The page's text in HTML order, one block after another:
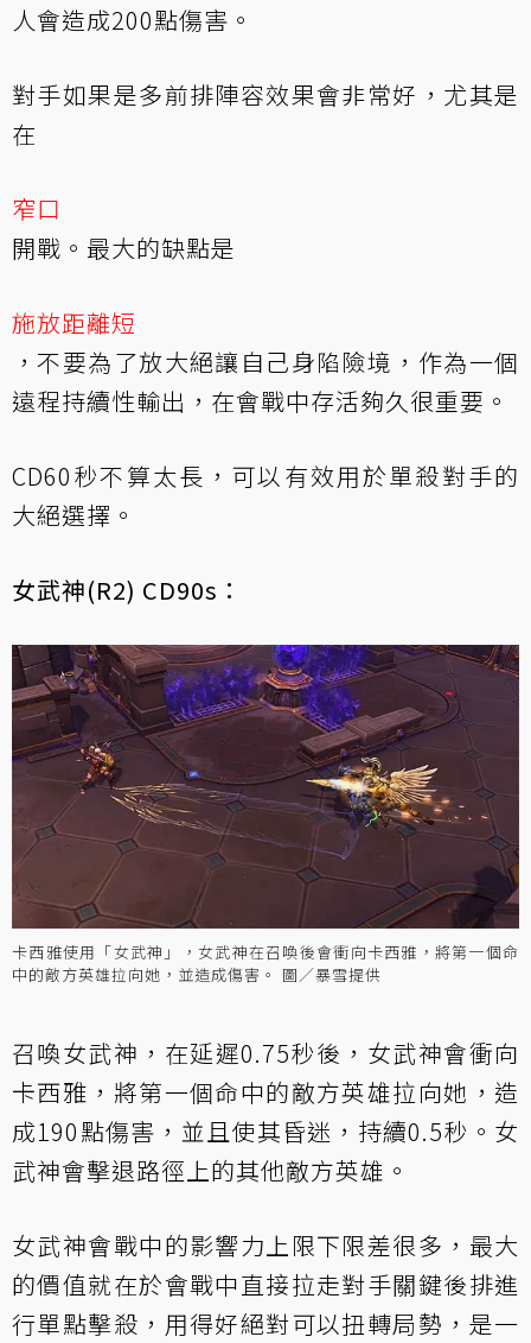
人會造成200點傷害。
對手如果是多前排陣容效果會非常好，尤其是
在
窄口
開戰。最大的缺點是
施放距離短
，不要為了放大絕讓自己身陷險境，作為一個
遠程持續性輸出，在會戰中存活夠久很重要。
CD60秒不算太長，可以有效用於單殺對手的
大絕選擇。
女武神(R2) CD90s：
卡西雅使用「女武神」，女武神在召喚後會衝向卡西雅，將第一個命
中的敵方英雄拉向她，並造成傷害。 圖／暴雪提供
召喚女武神，在延遲0.75秒後，女武神會衝向
卡西雅，將第一個命中的敵方英雄拉向她，造
成190點傷害，並且使其昏迷，持續0.5秒。女
武神會擊退路徑上的其他敵方英雄。
女武神會戰中的影響力上限下限差很多，最大
的價值就在於會戰中直接拉走對手關鍵後排進
行單點擊殺，用得好絕對可以扭轉局勢，是一